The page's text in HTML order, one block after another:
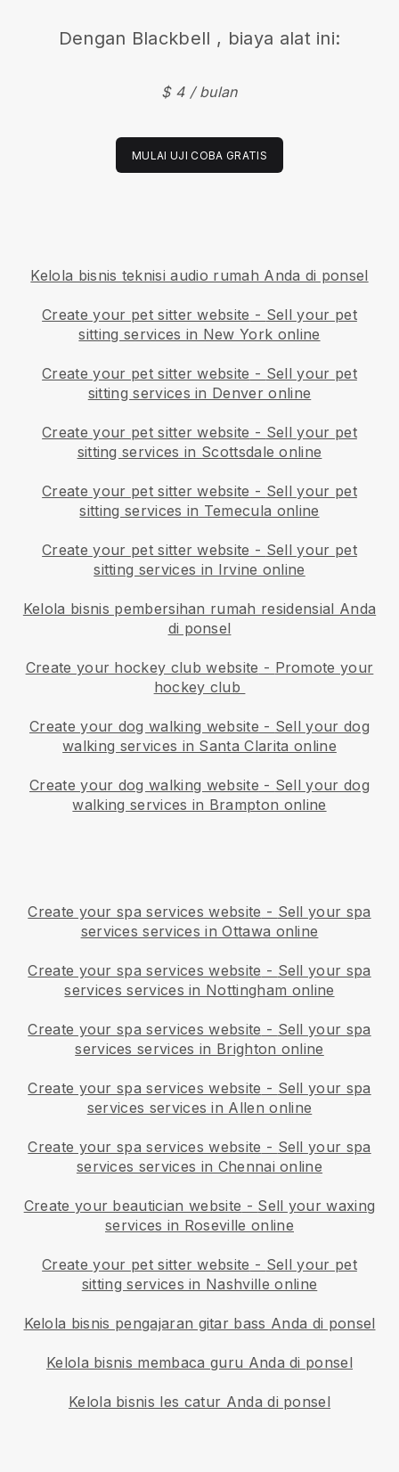
Dengan Blackbell , biaya alat ini:
$ 4 / bulan
MULAI UJI COBA GRATIS
Kelola bisnis teknisi audio rumah Anda di ponsel
Create your pet sitter website - Sell your pet
sitting services in New York online
Create your pet sitter website - Sell your pet
sitting services in Denver online
Create your pet sitter website - Sell your pet
sitting services in Scottsdale online
Create your pet sitter website - Sell your pet
sitting services in Temecula online
Create your pet sitter website - Sell your pet
sitting services in Irvine online
Kelola bisnis pembersihan rumah residensial Anda
di ponsel
Create your hockey club website - Promote your
hockey club
Create your dog walking website - Sell your dog
walking services in Santa Clarita online
Create your dog walking website - Sell your dog
walking services in Brampton online
Create your spa services website - Sell your spa
services services in Ottawa online
Create your spa services website - Sell your spa
services services in Nottingham online
Create your spa services website - Sell your spa
services services in Brighton online
Create your spa services website - Sell your spa
services services in Allen online
Create your spa services website - Sell your spa
services services in Chennai online
Create your beautician website - Sell your waxing
services in Roseville online
Create your pet sitter website - Sell your pet
sitting services in Nashville online
Kelola bisnis pengajaran gitar bass Anda di ponsel
Kelola bisnis membaca guru Anda di ponsel
Kelola bisnis les catur Anda di ponsel